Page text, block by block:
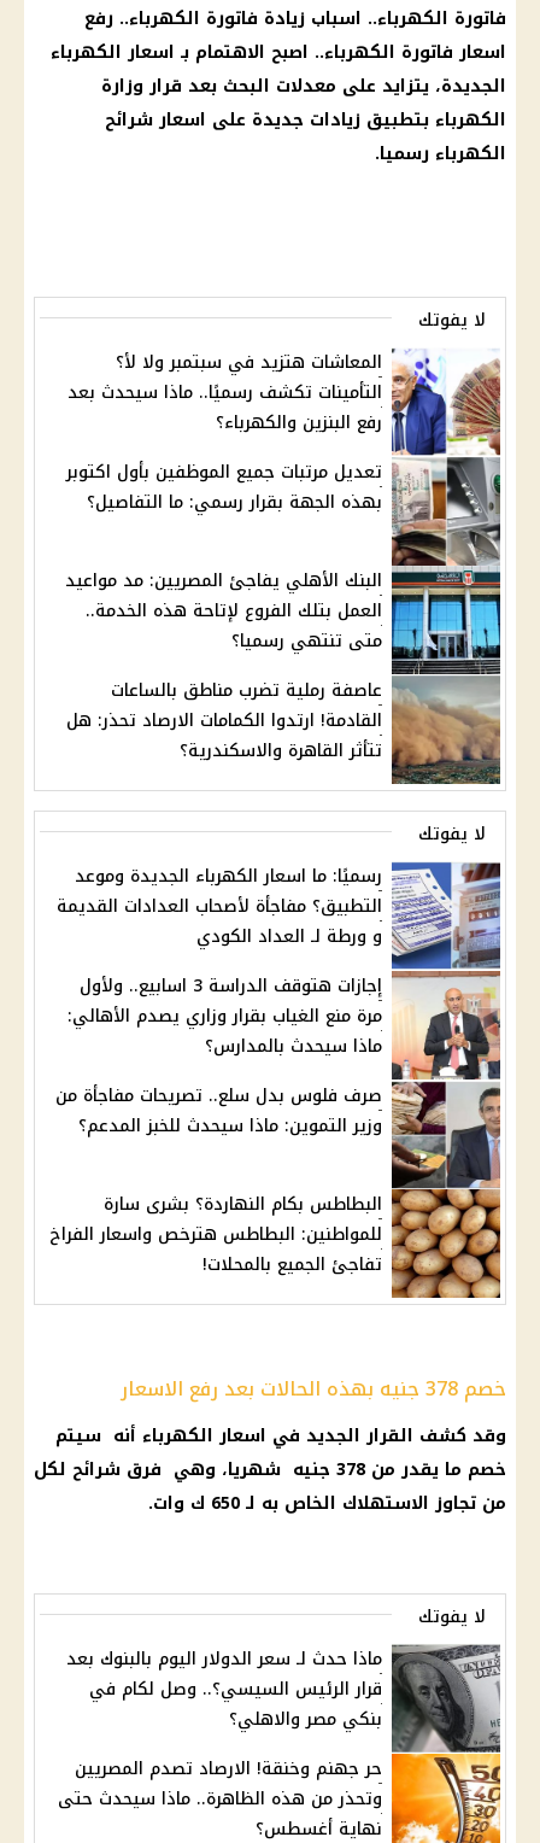
فاتورة الكهرباء.. اسباب زيادة فاتورة الكهرباء.. رفع
اسعار فاتورة الكهرباء.. اصبح الاهتمام بـ اسعار الكهرباء
الجديدة، يتزايد على معدلات البحث بعد قرار وزارة
الكهرباء بتطبيق زيادات جديدة على اسعار شرائح
الكهرباء رسميا.
لا يفوتك
المعاشات هتزيد في سبتمبر ولا لأ؟
التأمينات تكشف رسميًا.. ماذا سيحدث بعد
رفع البنزين والكهرباء؟
تعديل مرتبات جميع الموظفين بأول اكتوبر
بهذه الجهة بقرار رسمي: ما التفاصيل؟
البنك الأهلي يفاجئ المصريين: مد مواعيد
العمل بتلك الفروع لإتاحة هذه الخدمة..
متى تنتهي رسميا؟
عاصفة رملية تضرب مناطق بالساعات
القادمة! ارتدوا الكمامات الارصاد تحذر: هل
تتأثر القاهرة والاسكندرية؟
لا يفوتك
رسميًا: ما اسعار الكهرباء الجديدة وموعد
التطبيق؟ مفاجأة لأصحاب العدادات القديمة
و ورطة لـ العداد الكودي
إجازات هتوقف الدراسة 3 اسابيع.. ولأول
مرة منع الغياب بقرار وزاري يصدم الأهالي:
ماذا سيحدث بالمدارس؟
صرف فلوس بدل سلع.. تصريحات مفاجأة من
وزير التموين: ماذا سيحدث للخبز المدعم؟
البطاطس بكام النهاردة؟ بشرى سارة
للمواطنين: البطاطس هترخص واسعار الفراخ
تفاجئ الجميع بالمحلات!
خصم 378 جنيه بهذه الحالات بعد رفع الاسعار
وقد كشف القرارالجديد في اسعار الكهرباء أنه سيتم
خصم ما يقدر من 378 جنيه شهريا، وهي فرق شرائح لكل
من تجاوز الاستهلاك الخاص به لـ 650 ك وات.
لا يفوتك
ماذا حدث لـ سعر الدولار اليوم بالبنوك بعد
قرار الرئيس السيسي؟.. وصل لكام في
بنكي مصر والاهلي؟
حر جهنم وخنقة! الارصاد تصدم المصريين
وتحذر من هذه الظاهرة.. ماذا سيحدث حتى
نهاية أغسطس؟